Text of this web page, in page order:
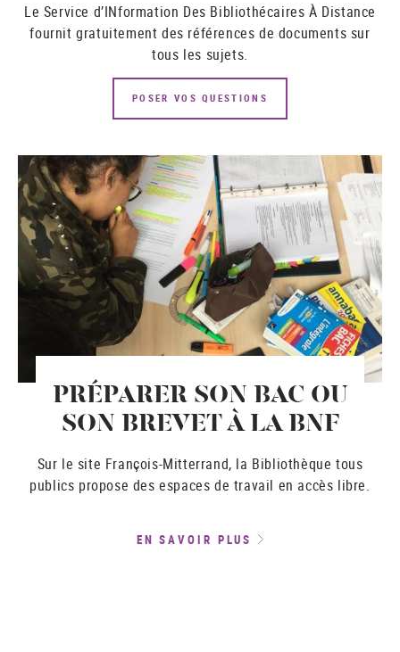
Le Service d’INformation Des Bibliothécaires À Distance
fournit gratuitement des références de documents sur
tous les sujets.
POSER VOS QUESTIONS
PRÉPARER SON BAC OU
SON BREVET À LA BNF
Sur le site François-Mitterrand, la Bibliothèque tous
publics propose des espaces de travail en accès libre.
EN SAVOIR PLUS